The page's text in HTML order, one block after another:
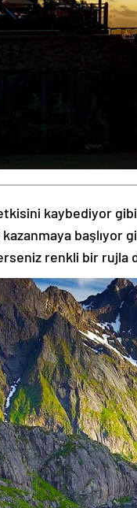
kaybediyor
başlıyor
renkli bir rujla